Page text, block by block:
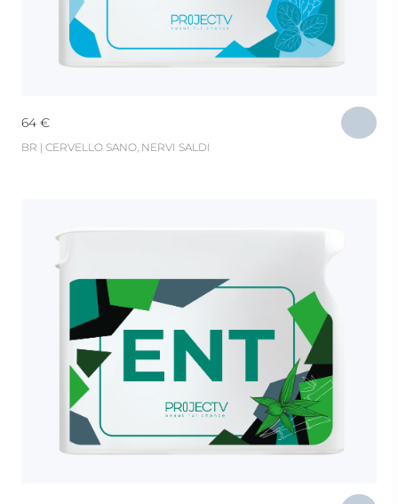
64 €
BR | CERVELLO SANO, NERVI SALDI